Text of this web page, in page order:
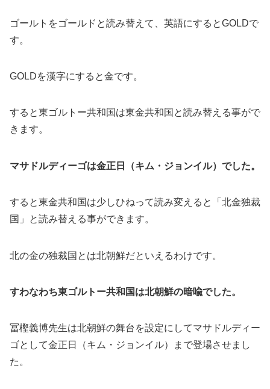
ゴールトをゴールドと読み替えて、英語にするとGOLDで
す。
GOLDを漢字にすると金です。
すると東ゴルトー共和国は東金共和国と読み替える事がで
きます。
マサドルディーゴは金正日（キム・ジョンイル）でした。
すると東金共和国は少しひねって読み変えると「北金独裁
国」と読み替える事ができます。
北の金の独裁国とは北朝鮮だといえるわけです。
すわなわち東ゴルトー共和国は北朝鮮の暗喩でした。
冨樫義博先生は北朝鮮の舞台を設定にしてマサドルディー
ゴとして金正日（キム・ジョンイル）まで登場させまし
た。